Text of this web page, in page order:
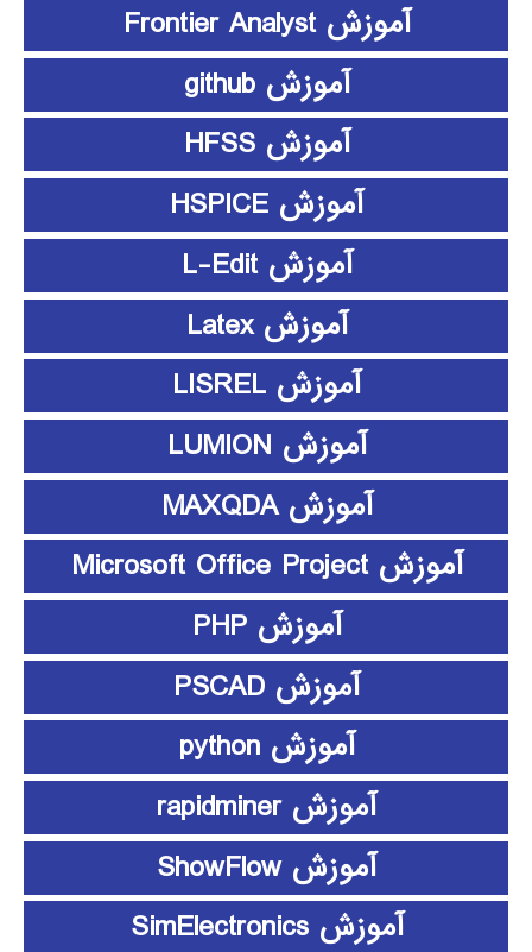
آموزش Frontier Analyst
آموزش github
آموزش HFSS
آموزش HSPICE
آموزش L-Edit
آموزش Latex
آموزش LISREL
آموزش LUMION
آموزش MAXQDA
آموزش Microsoft Office Project
آموزش PHP
آموزش PSCAD
آموزش python
آموزش rapidminer
آموزش ShowFlow
آموزش SimElectronics